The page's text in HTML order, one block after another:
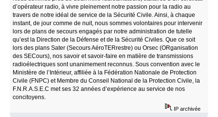
d’opérateur radio, à vivre pleinement notre passion pour la radio au
travers de notre idéal de service de la Sécurité Civile. Ainsi, à chaque
instant, de jour comme de nuit, nous sommes volontaires pour intervenir
lors de plans de secours engagés par notre administration de tutelle
qu’est la Direction de la Défense et de la Sécurité Civiles. Que ce soit
lors des plans Sater (Secours AéroTERrestre) ou Orsec (ORganisation
des SECours), nos savoir et savoir-faire en matière de transmissions
radioélectriques sont unanimement reconnus. Sous convention avec le
Ministère de l’Intérieur, affiliée à la Fédération Nationale de Protection
Civile (FNPC) et Membre du Conseil National de la Protection Civile, la
F.N.R.A.S.E.C met ses 32 années d’expérience au service de nos
concitoyens.
IP archivée